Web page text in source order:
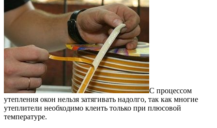
С процессом
утепления окон нельзя затягивать надолго, так как многие
утеплители необходимо клеить только при плюсовой
температуре.